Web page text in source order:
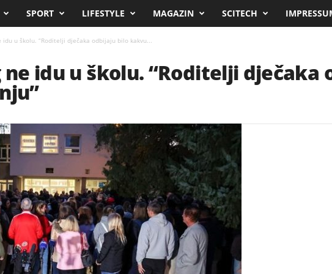
SPORT LIFESTYLE MAGAZIN SCITECH
idu u školu. “Roditelji dječaka odbijaju bilo kakvu...
ne idu u školu. “Roditelji dječaka